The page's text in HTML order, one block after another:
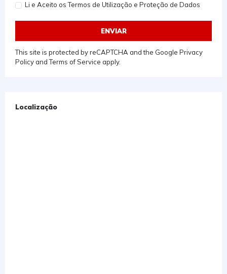
Li e Aceito os Termos de Utilização e Proteção de Dados
ENVIAR
This site is protected by reCAPTCHA and the Google Privacy
PolicyandTerms of Service apply.
Localização